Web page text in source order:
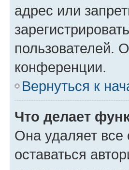
адрес или
пользователей.
конференции.
Вернуться к
Что делает
Она удаляет все
оставаться